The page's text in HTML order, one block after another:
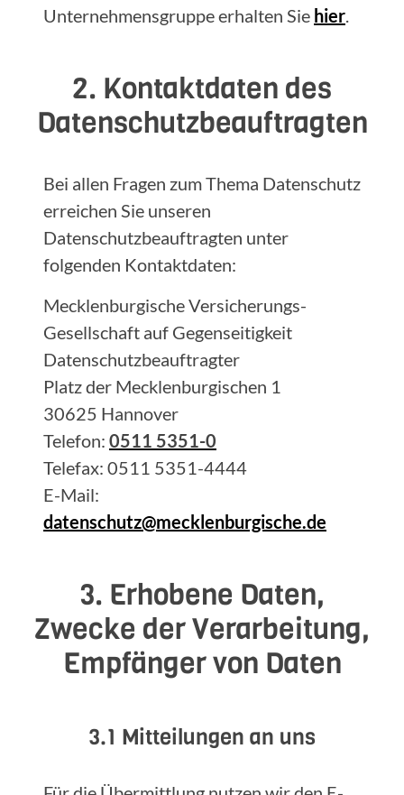
Unternehmensgruppe erhalten Sie hier.
2. Kontaktdaten des
Datenschutzbeauftragten
Bei allen Fragen zum Thema Datenschutz
erreichen Sie unseren
Datenschutzbeauftragten unter
folgenden Kontaktdaten:
Mecklenburgische Versicherungs-
Gesellschaft auf Gegenseitigkeit
Datenschutzbeauftragter
Platz der Mecklenburgischen 1
30625 Hannover
Telefon: 0511 5351-0
Telefax: 0511 5351-4444
E-Mail:
datenschutz@mecklenburgische.de
3. Erhobene Daten,
Zwecke der Verarbeitung,
Empfänger von Daten
3.1 Mitteilungen an uns